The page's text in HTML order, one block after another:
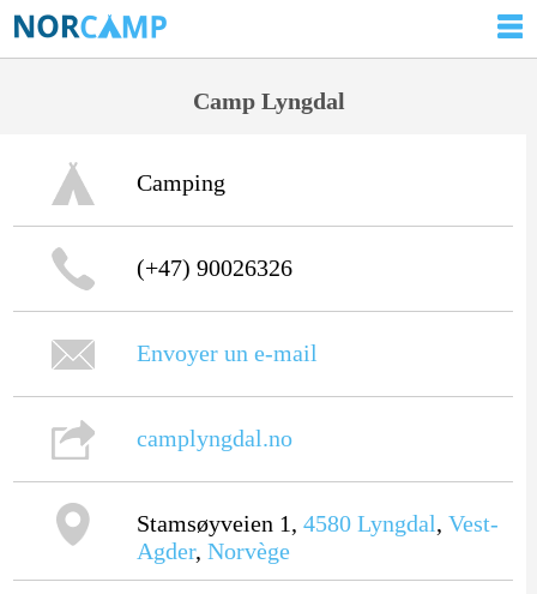
Camp Lyngdal
Camping
(+47) 90026326
Envoyer un e-mail
camplyngdal.no
Stamsøyveien 1, 4580 Lyngdal, Vest-
Agder, Norvège